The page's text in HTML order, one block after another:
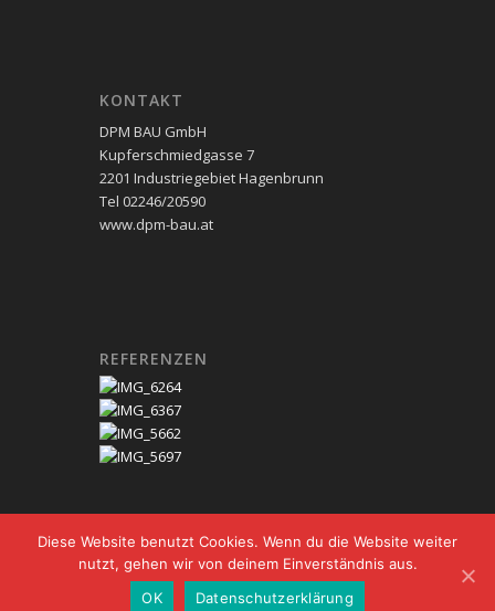
KONTAKT
DPM BAU GmbH
Kupferschmiedgasse 7
2201 Industriegebiet Hagenbrunn
Tel 02246/20590
www.dpm-bau.at
REFERENZEN
© Copyright - DPM-BAU |Kontakt|Impressum
Diese Website benutzt Cookies. Wenn du die Website weiter
nutzt, gehen wir von deinem Einverständnis aus.
OK
Datenschutzerklärung